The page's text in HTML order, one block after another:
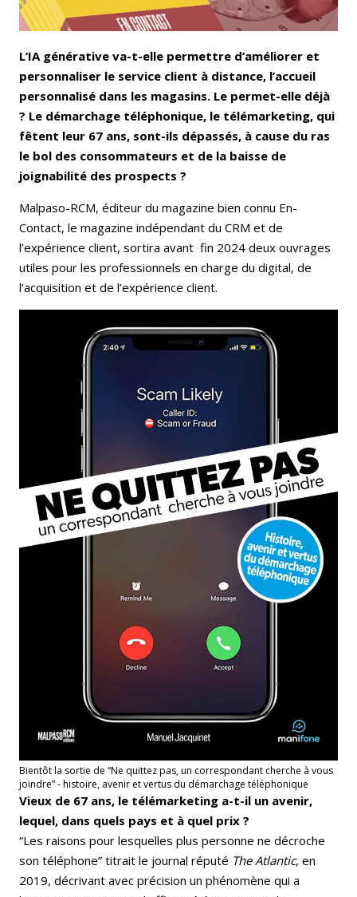
L’IA générative va-t-elle permettre d’améliorer et
personnaliser le service client à distance, l’accueil
personnalisé dans les magasins. Le permet-elle déjà
? Le démarchage téléphonique, le télémarketing, qui
fêtent leur 67 ans, sont-ils dépassés, à cause du ras
le bol des consommateurs et de la baisse de
joignabilité des prospects ?
Malpaso-RCM, éditeur du magazine bien connu En-
Contact, le magazine indépendant du CRM et de
l’expérience client, sortira avant fin 2024 deux ouvrages
utiles pour les professionnels en charge du digital, de
l’acquisition et de l’expérience client.
Bientôt la sortie de “Ne quittez pas, un correspondant cherche à vous
joindre” - histoire, avenir et vertus du démarchage téléphonique
Vieux de 67 ans, le télémarketing a-t-il un avenir,
lequel, dans quels pays et à quel prix ?
“Les raisons pour lesquelles plus personne ne décroche
son téléphone” titrait le journal réputé The Atlantic, en
2019, décrivant avec précision un phénomène qui a